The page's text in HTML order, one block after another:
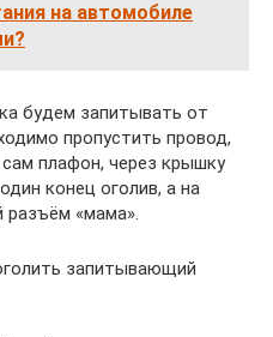
на автомобиле
будем запитывать от
пропустить провод,
плафон, через крышку
конец оголив, а на
разъём «мама».
запитывающий